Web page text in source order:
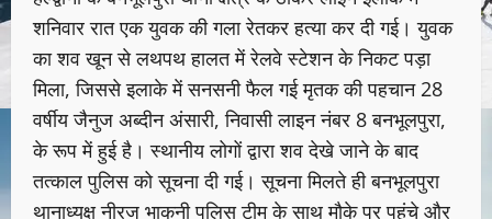
शनिवार रात एक युवक की गला रेतकर हत्या कर दी गई। युवक
का शव खून से लथपथ हालत में रेलवे स्टेशन के निकट पड़ा
मिला, जिससे इलाके में सनसनी फैल गई मृतक की पहचान 28
वर्षीय जैनुज अब्दीन अंसारी, निवासी लाइन नंबर 8 बनभूलपुरा,
के रूप में हुई है। स्थानीय लोगों द्वारा शव देखे जाने के बाद
तत्काल पुलिस को सूचना दी गई। सूचना मिलते ही बनभूलपुरा
थानाध्यक्ष नीरज भाकुनी पुलिस टीम के साथ मौके पर पहुंचे और